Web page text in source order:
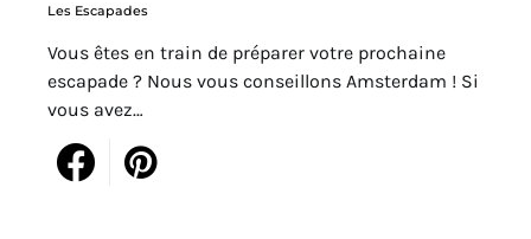
Les Escapades
Vous êtes en train de préparer votre prochaine
escapade ? Nous vous conseillons Amsterdam ! Si
vous avez…